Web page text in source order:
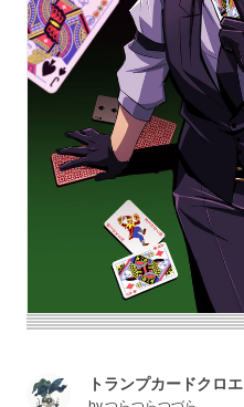
トランプカードクロエ